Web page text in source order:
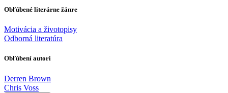
Obľúbené literárne žánre
Motivácia a životopisy
Odborná literatúra
Obľúbení autori
Derren Brown
Chris Voss